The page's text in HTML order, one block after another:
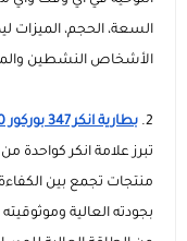
السعة، الحجم، الميزات
الأشخاص النشطين
2. بطارية انكر 347 بوركور 40000
تبرز علامة انكر كواحدة
منتجات تجمع بين الكفاءة
بجودته العالية